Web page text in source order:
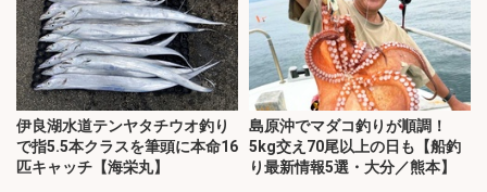
伊良湖水道テンヤタチウオ釣り
で指5.5本クラスを筆頭に本命16
匹キャッチ【海栄丸】
島原沖でマダコ釣りが順調！
5kg交え70尾以上の日も【船釣
り最新情報5選・大分／熊本】